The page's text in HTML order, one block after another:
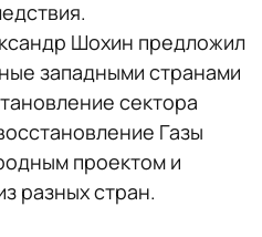
Шохин предложил
западными странами
сектора
Газы
проектом и
разных стран.